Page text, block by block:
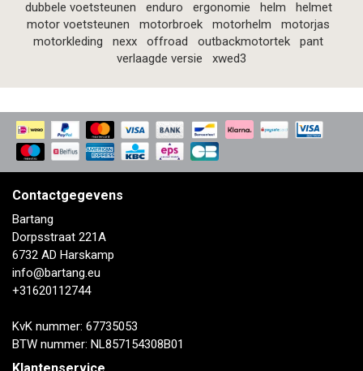
dubbele voetsteunen
enduro ergonomie helm
helmet
motor voetsteunen
motorbroek motorhelm
motorjas
motorkleding
nexx offroad outbackmotortek
pant
verlaagde versie
xwed3
Contactgegevens
Bartang
Dorpsstraat 221A
6732 AD Harskamp
info@bartang.eu
+31620112744
KvK nummer: 67735053
BTW nummer: NL857154308B01